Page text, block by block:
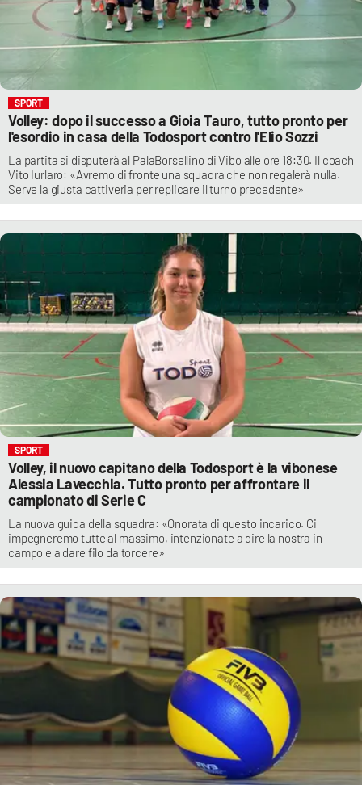
SPORT
Volley: dopo il successo a Gioia Tauro, tutto pronto per
l'esordio in casa della Todosport contro l'Elio Sozzi
La partita si disputerà al PalaBorsellino di Vibo alle ore 18:30. Il coach
Vito Iurlaro: «Avremo di fronte una squadra che non regalerà nulla.
Serve la giusta cattiveria per replicare il turno precedente»
SPORT
Volley, il nuovo capitano della Todosport è la vibonese
Alessia Lavecchia. Tutto pronto per affrontare il
campionato di Serie C
La nuova guida della squadra: «Onorata di questo incarico. Ci
impegneremo tutte al massimo, intenzionate a dire la nostra in
campo e a dare filo da torcere»